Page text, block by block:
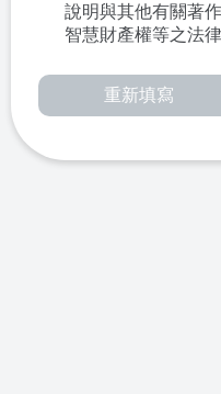
說明與其他有關著
智慧財產權等之法律
重新填寫